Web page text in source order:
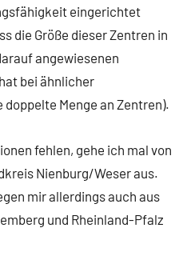
eingerichtet
die Größe dieser Zentren in
angewiesenen
bei ähnlicher
Menge an Zentren).
fehlen, gehe ich mal von
Nienburg/Weser aus.
mir allerdings auch aus
und Rheinland-Pfalz